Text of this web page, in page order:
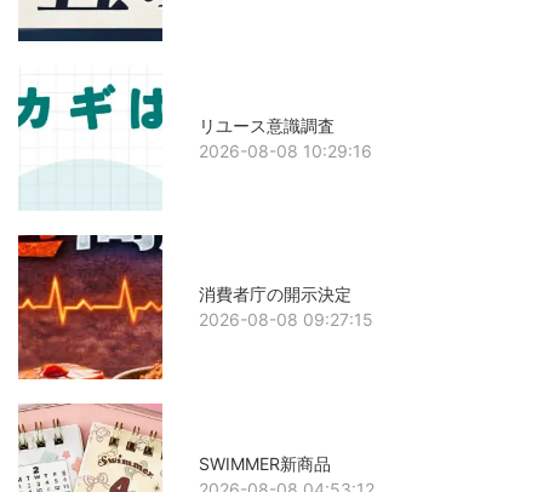
リユース意識調査
2026-08-08 10:29:16
消費者庁の開示決定
2026-08-08 09:27:15
SWIMMER新商品